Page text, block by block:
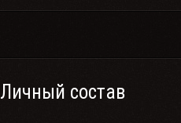
Личный состав